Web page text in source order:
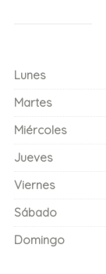
Lunes
Martes
Miércoles
Jueves
Viernes
Sábado
Domingo